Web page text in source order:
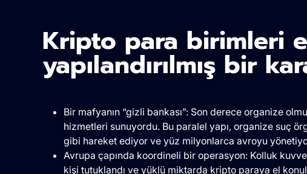
Kripto para birimleri
yapılandırılmış bir
Bir mafyanın “gizli bankası”: Son derece organize
hizmetleri sunuyordu. Bu paralel yapı, organize suç
gibi hareket ediyor ve yüz milyonlarca avroyu
Avrupa çapında koordineli bir operasyon: Kolluk
kişi tutuklandı ve yüklü miktarda kripto paraya el